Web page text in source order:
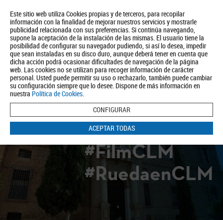
Este sitio web utiliza Cookies propias y de terceros, para recopilar
información con la finalidad de mejorar nuestros servicios y mostrarle
publicidad relacionada con sus preferencias. Si continúa navegando,
supone la aceptación de la instalación de las mismas. El usuario tiene la
posibilidad de configurar su navegador pudiendo, si así lo desea, impedir
que sean instaladas en su disco duro, aunque deberá tener en cuenta que
dicha acción podrá ocasionar dificultades de navegación de la página
web. Las cookies no se utilizan para recoger información de carácter
personal. Usted puede permitir su uso o rechazarlo, también puede cambiar
su configuración siempre que lo desee. Dispone de más información en
nuestra Política de Cookies.
CONFIGURAR
ACEPTAR TODAS
Quiénes somos Turismo Política de Privacidad Aviso Legal
Política de Cookies
BUSCAR
#FilmCLM
#RuedaenCLM